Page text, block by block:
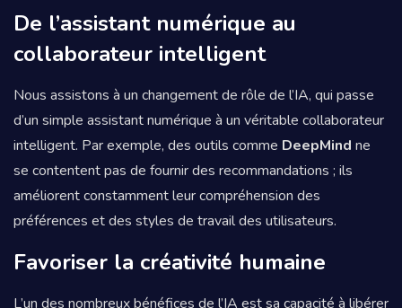
De l’assistant numérique au
collaborateur intelligent
Nous assistons à un changement de rôle de l’IA, qui passe
d’un simple assistant numérique à un véritable collaborateur
intelligent. Par exemple, des outils comme DeepMind ne
se contentent pas de fournir des recommandations ; ils
améliorent constamment leur compréhension des
préférences et des styles de travail des utilisateurs.
Favoriser la créativité humaine
L’un des nombreux bénéfices de l’IA est sa capacité à libérer